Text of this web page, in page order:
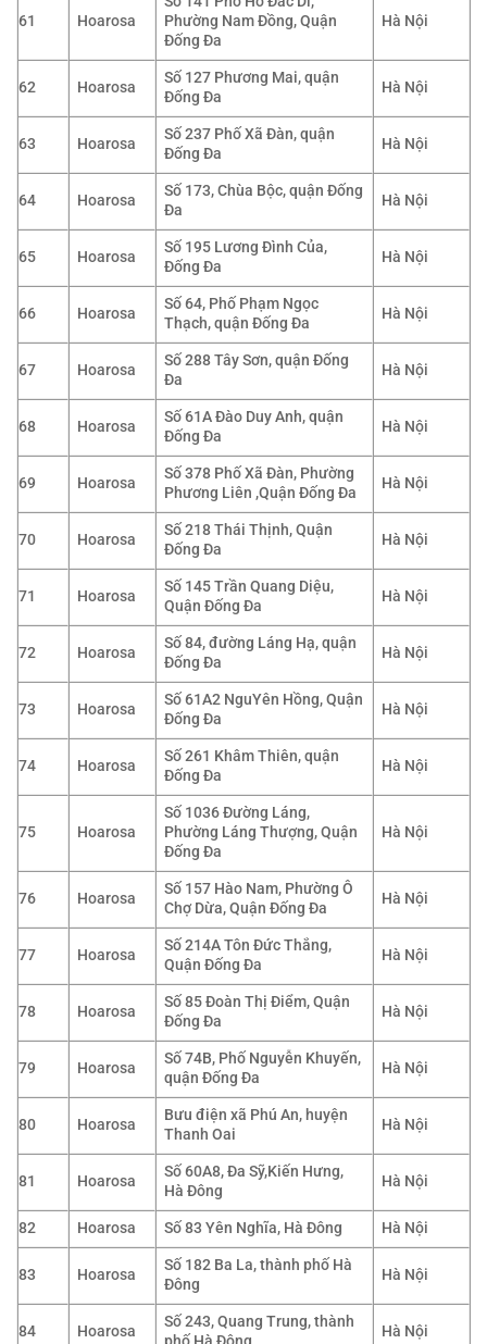
61 Hoarosa
Phường Nam Đồng, Quận
Đống Đa
Hà Nội
62 Hoarosa
Số 127 Phương Mai, quận
Đống Đa
Hà Nội
63 Hoarosa
Số 237 Phố Xã Đàn, quận
Đống Đa
Hà Nội
64 Hoarosa
Số 173, Chùa Bộc, quận Đống
Đa
Hà Nội
65 Hoarosa
Số 195 Lương Đình Của,
Đống Đa
Hà Nội
66 Hoarosa
Số 64, Phố Phạm Ngọc
Thạch, quận Đống Đa
Hà Nội
67 Hoarosa
Số 288 Tây Sơn, quận Đống
Đa
Hà Nội
68 Hoarosa
Số 61A Đào Duy Anh, quận
Đống Đa
Hà Nội
69 Hoarosa
Số 378 Phố Xã Đàn, Phường
Phương Liên ,Quận Đống Đa
Hà Nội
70 Hoarosa
Số 218 Thái Thịnh, Quận
Đống Đa
Hà Nội
71 Hoarosa
Số 145 Trần Quang Diệu,
Quận Đống Đa
Hà Nội
72 Hoarosa
Số 84, đường Láng Hạ, quận
Đống Đa
Hà Nội
73 Hoarosa
Số 61A2 NguYên Hồng, Quận
Đống Đa
Hà Nội
74 Hoarosa
Số 261 Khâm Thiên, quận
Đống Đa
Hà Nội
75 Hoarosa
Số 1036 Đường Láng,
Phường Láng Thượng, Quận
Đống Đa
Hà Nội
76 Hoarosa
Số 157 Hào Nam, Phường Ô
Chợ Dừa, Quận Đống Đa
Hà Nội
77 Hoarosa
Số 214A Tôn Đức Thắng,
Quận Đống Đa
Hà Nội
78 Hoarosa
Số 85 Đoàn Thị Điểm, Quận
Đống Đa
Hà Nội
79 Hoarosa
Số 74B, Phố Nguyễn Khuyến,
quận Đống Đa
Hà Nội
80 Hoarosa
Bưu điện xã Phú An, huyện
Thanh Oai
Hà Nội
81 Hoarosa
Số 60A8, Đa Sỹ,Kiến Hưng,
Hà Đông
Hà Nội
82 Hoarosa Số 83 Yên Nghĩa, Hà Đông Hà Nội
83 Hoarosa
Số 182 Ba La, thành phố Hà
Đông
Hà Nội
84 Hoarosa
Số 243, Quang Trung, thành
Hà Nội